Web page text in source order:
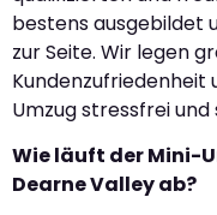
bestens ausgebildet
zur Seite. Wir legen
Kundenzufriedenheit
Umzug stressfrei
Wie läuft der Mini-
Dearne Valley ab?